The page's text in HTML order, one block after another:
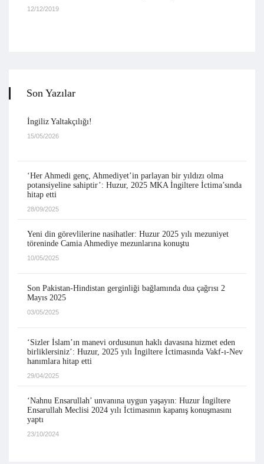
12/12/2019
Son Yazılar
İngiliz Yaltakçılığı!
15/05/2026
‘Her Ahmedi genç, Ahmediyet’in parlayan bir yıldızı olma
potansiyeline sahiptir’: Huzur, 2025 MKA İngiltere İctima’sında
hitap etti
28/09/2025
Yeni din görevlilerine nasihatler: Huzur 2025 yılı mezuniyet
töreninde Camia Ahmediye mezunlarına konuştu
10/05/2025
Son Pakistan-Hindistan gerginliği bağlamında dua çağrısı 2
Mayıs 2025
03/05/2025
‘Sizler İslam’ın manevi ordusunun haklı davasına hizmet eden
birliklersiniz’: Huzur, 2025 yılı İngiltere İctimasında Vakf-ı-Nev
hanımlara hitap etti
29/04/2025
‘Nahnu Ensarullah’ unvanına uygun yaşayın: Huzur İngiltere
Ensarullah Meclisi 2024 yılı İctimasının kapanış konuşmasını
yaptı
23/10/2024